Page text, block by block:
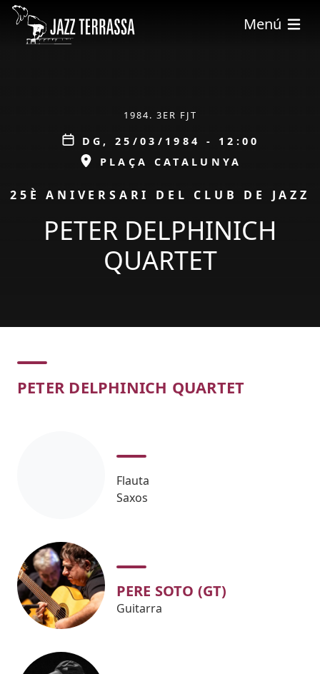
Vés al contingut
Menú
1984. 3ER FJT
Data
DG, 25/03/1984 - 12:00
ESPAI
PLAÇA CATALUNYA
PROMOCIÓ
25È ANIVERSARI DEL CLUB DE JAZZ
PETER DELPHINICH
QUARTET
Concert
PETER DELPHINICH QUARTET
Flauta
Saxos
PERE SOTO (GT)
Guitarra